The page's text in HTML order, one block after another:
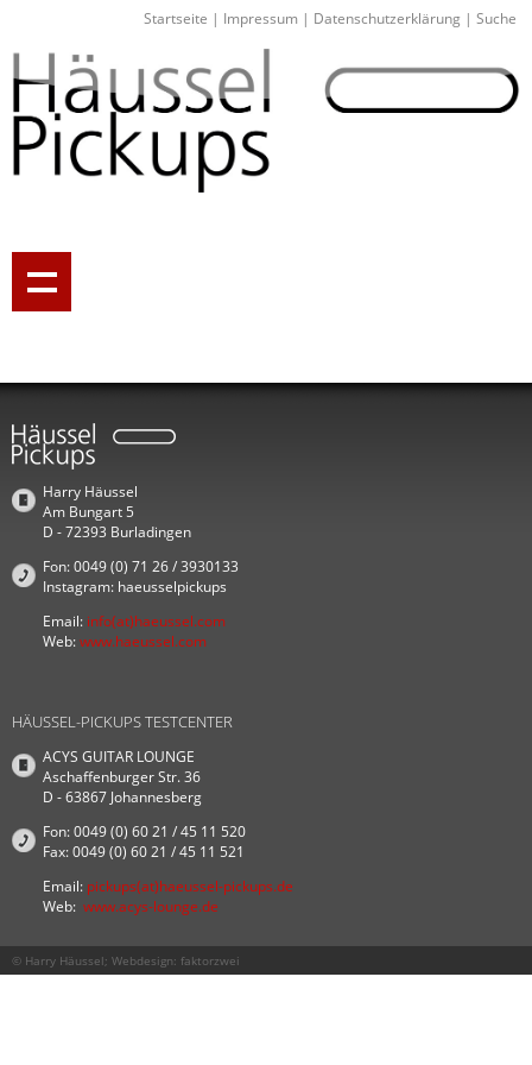
Startseite | Impressum | Datenschutzerklärung | Suche
Harry Häussel
Am Bungart 5
D - 72393 Burladingen
Fon: 0049 (0) 71 26 / 3930133
Instagram: haeusselpickups
Email: info(at)haeussel.com
Web:www.haeussel.com
HÄUSSEL-PICKUPS TESTCENTER
ACYS GUITAR LOUNGE
Aschaffenburger Str. 36
D - 63867 Johannesberg
Fon: 0049 (0) 60 21 / 45 11 520
Fax: 0049 (0) 60 21 / 45 11 521
Email: pickups(at)haeussel-pickups.de
Web: www.acys-lounge.de
© Harry Häussel; Webdesign: faktorzwei